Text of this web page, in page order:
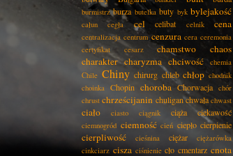
burmistrz burza butelka buty byk bylejakość
całun cegła cel celibat celnik cena
centralizacja centrum cenzura cera ceremonia
certyfikat
cesarz chamstwo
chaos
charakter charyzma chciwość
chemia
Chile Chiny chirurg chleb chłop chodnik
choinka Chopin choroba Chorwacja chór
chrust chrześcijanin chuligan chwała chwast
ciało ciasto ciągnik ciąża ciekawość
ciemnogród ciemność cień ciepło cierpienie
cierpliwość cieśnina ciężar
ciężarówka
cinkciarz cisza ciśnienie cło cmentarz cnota